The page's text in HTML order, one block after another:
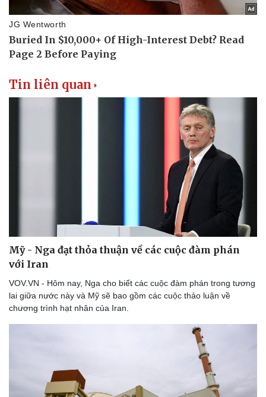
Pháp luật
Vụ án
Tin nóng
Vũ khí
Tin liên quan
Mỹ - Nga đạt thỏa thuận về các cuộc đàm phán
với Iran
VOV.VN - Hôm nay, Nga cho biết các cuộc đàm phán trong tương
lai giữa nước này và Mỹ sẽ bao gồm các cuộc thảo luận về
chương trình hạt nhân của Iran.